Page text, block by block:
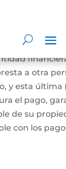
hipoteca
una
a otra
y esta última
el pago,
de su
con los